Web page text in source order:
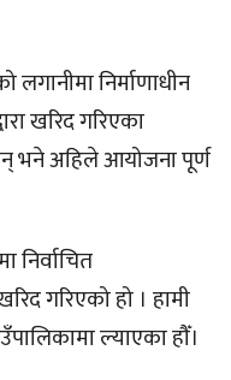
निर्माणाधीन
खरिद गरिएका
भने अहिले आयोजना पूर्ण
निर्वाचित
गरिएको हो । हामी
ल्याएका हौँ।